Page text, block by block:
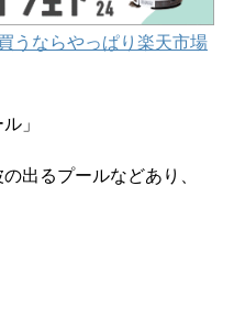
うならやっぱり楽天市場
」
出るプールなどあり、